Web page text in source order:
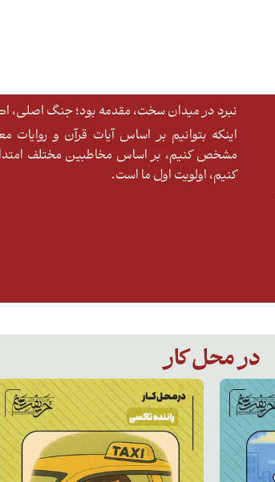
نبرد در میدان سخت، مقدمه بود؛ جنگ اصلی،
اینکه بتوانیم بر اساس آیات قرآن و
مشخص کنیم، بر اساس مخاطبین مختلف
کنیم، اولویت اول ما است.
در محل کار